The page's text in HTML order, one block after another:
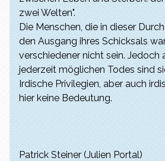
zwei Welten".
Die Menschen, die in dieser
den Ausgang ihres Schicksals
verschiedener nicht sein. Jedoch
jederzeit möglichen Todes sind
Irdische Privilegien, aber auch
hier keine Bedeutung.
Patrick Steiner (Julien Portal)